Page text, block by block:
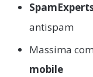
antispam
Massima
mobile